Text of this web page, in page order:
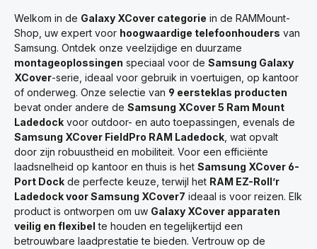
Welkom in de Galaxy XCover categorie in de RAMMount-
Shop, uw expert voor hoogwaardige telefoonhouders van
Samsung. Ontdek onze veelzijdige en duurzame
montageoplossingen speciaal voor de Samsung Galaxy
XCover-serie, ideaal voor gebruik in voertuigen, op kantoor
of onderweg. Onze selectie van 9 eersteklas producten
bevat onder andere de Samsung XCover 5 Ram Mount
Ladedock voor outdoor- en auto toepassingen, evenals de
Samsung XCover FieldPro RAM Ladedock , wat opvalt
door zijn robuustheid en mobiliteit. Voor een efficiënte
laadsnelheid op kantoor en thuis is het Samsung XCover 6-
Port Dock de perfecte keuze, terwijl het RAM EZ-Roll’r
Ladedock voor Samsung XCover7 ideaal is voor reizen. Elk
product is ontworpen om uw Galaxy XCover apparaten
veilig en flexibel te houden en tegelijkertijd een
betrouwbare laadprestatie te bieden. Vertrouw op de